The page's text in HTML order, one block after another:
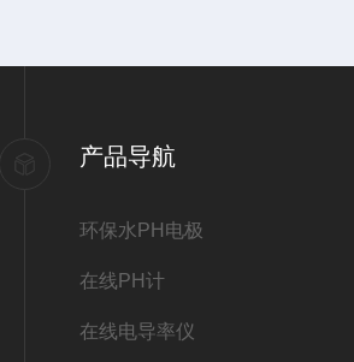
产品导航
环保水PH电极
在线PH计
在线电导率仪